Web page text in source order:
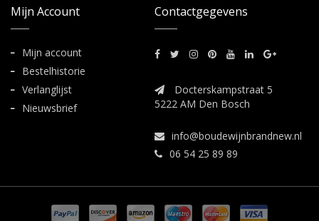
Mijn Account
Mijn account
Bestelhistorie
Verlanglijst
Nieuwsbrief
Contactgegevens
Docterskampstraat 5
5222 AM Den Bosch
info@boudewijnbrandnew.nl
06 54 25 89 89